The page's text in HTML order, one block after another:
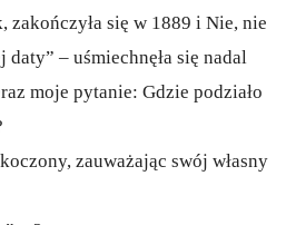
zakończyła się w 1889 i Nie, nie
– uśmiechnęła się nadal
moje pytanie: Gdzie podziało
zauważając swój własny